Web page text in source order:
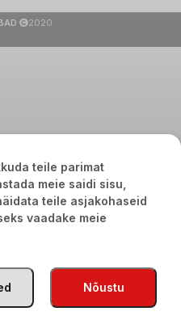
2020
teile parimat
meie saidi sisu,
teile asjakohaseid
vaadake meie
Nõustu